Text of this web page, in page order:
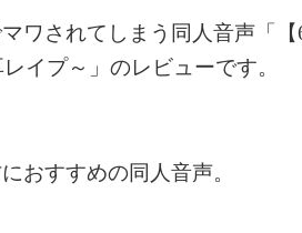
ワされてしまう同人音声「
イプ～」のレビューです。
おすすめの同人音声。